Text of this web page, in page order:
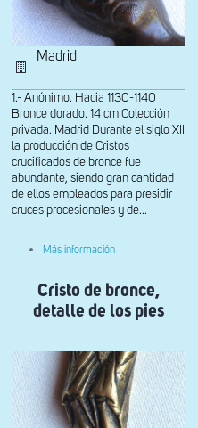
Madrid
1.- Anónimo. Hacia 1130-1140
Bronce dorado. 14 cm Colección
privada. Madrid Durante el siglo XII
la producción de Cristos
crucificados de bronce fue
abundante, siendo gran cantidad
de ellos empleados para presidir
cruces procesionales y de...
Más información
bronce,
del
Cristo de bronce,
detalle de los pies